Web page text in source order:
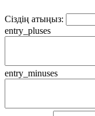
Сіздің атыңыз:
entry_pluses
entry_minuses